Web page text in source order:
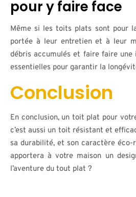
pour y faire face
Même si les toits plats sont pour
portée à leur entretien et à leur
débris accumulés et faire faire une
essentielles pour garantir la
Conclusion
En conclusion, un toit plat pour
c’est aussi un toit résistant et
sa durabilité, et son caractère éco-
apportera à votre maison un
l’aventure du tout plat ?